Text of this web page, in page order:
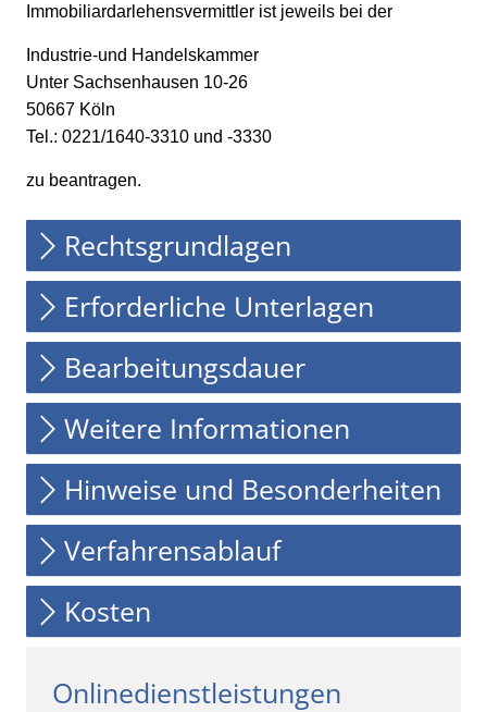
Immobiliardarlehensvermittler ist jeweils bei der
Industrie-und Handelskammer
Unter Sachsenhausen 10-26
50667 Köln
Tel.: 0221/1640-3310 und -3330
zu beantragen.
Rechtsgrundlagen
Erforderliche Unterlagen
Bearbeitungsdauer
Weitere Informationen
Hinweise und Besonderheiten
Verfahrensablauf
Kosten
Onlinedienstleistungen